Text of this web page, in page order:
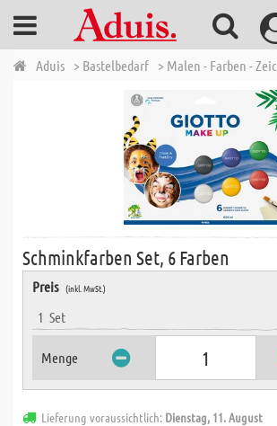
Aduis > Bastelbedarf > Malen - Farben -
Schminkfarben Set, 6 Farben
Preis (inkl. MwSt.)
1 Set
Menge
Lieferung voraussichtlich: Dienstag, 11. August